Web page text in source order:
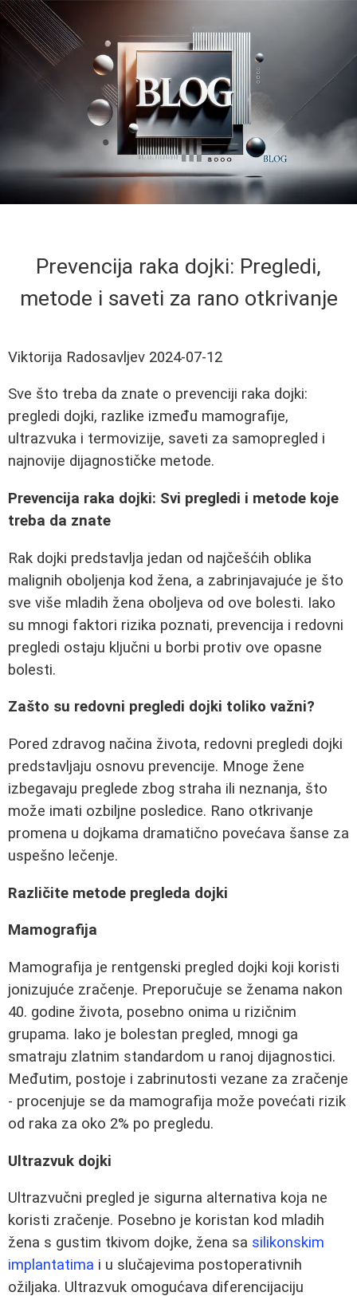
Prevencija raka dojki: Pregledi,
metode i saveti za rano otkrivanje
Viktorija Radosavljev 2024-07-12
Sve što treba da znate o prevenciji raka dojki:
pregledi dojki, razlike između mamografije,
ultrazvuka i termovizije, saveti za samopregled i
najnovije dijagnostičke metode.
Prevencija raka dojki: Svi pregledi i metode koje
treba da znate
Rak dojki predstavlja jedan od najčešćih oblika
malignih oboljenja kod žena, a zabrinjavajuće je što
sve više mladih žena oboljeva od ove bolesti. Iako
su mnogi faktori rizika poznati, prevencija i redovni
pregledi ostaju ključni u borbi protiv ove opasne
bolesti.
Zašto su redovni pregledi dojki toliko važni?
Pored zdravog načina života, redovni pregledi dojki
predstavljaju osnovu prevencije. Mnoge žene
izbegavaju preglede zbog straha ili neznanja, što
može imati ozbiljne posledice. Rano otkrivanje
promena u dojkama dramatično povećava šanse za
uspešno lečenje.
Različite metode pregleda dojki
Mamografija
Mamografija je rentgenski pregled dojki koji koristi
jonizujuće zračenje. Preporučuje se ženama nakon
40. godine života, posebno onima u rizičnim
grupama. Iako je bolestan pregled, mnogi ga
smatraju zlatnim standardom u ranoj dijagnostici.
Međutim, postoje i zabrinutosti vezane za zračenje
- procenjuje se da mamografija može povećati rizik
od raka za oko 2% po pregledu.
Ultrazvuk dojki
Ultrazvučni pregled je sigurna alternativa koja ne
koristi zračenje. Posebno je koristan kod mladih
žena s gustim tkivom dojke, žena sa silikonskim
implantatima i u slučajevima postoperativnih
ožiljaka. Ultrazvuk omogućava diferencijaciju